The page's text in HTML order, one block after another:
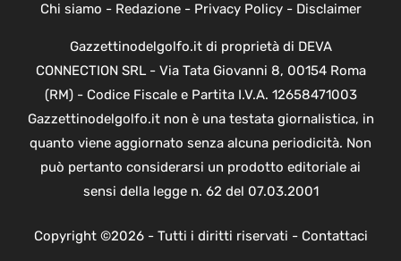
Chi siamo - Redazione- Privacy Policy- Disclaimer
Gazzettinodelgolfo.it di proprietà di DEVA
CONNECTION SRL - Via Tata Giovanni 8, 00154 Roma
(RM) - Codice Fiscale e Partita I.V.A. 12658471003
Gazzettinodelgolfo.it non è una testata giornalistica, in
quanto viene aggiornato senza alcuna periodicità. Non
può pertanto considerarsi un prodotto editoriale ai
sensi della legge n. 62 del 07.03.2001
Copyright ©2026 - Tutti i diritti riservati - Contattaci